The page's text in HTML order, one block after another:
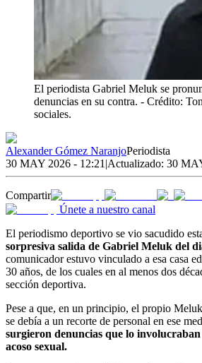
El periodista Gabriel Meluk se
denuncias en su contra. - Crédito:
sociales.
Alexander Gómez NaranjoPeriodista
30 MAY 2026 - 12:21 |Actualizado: 30
Compartir
Únete a nuestro canal
El periodismo deportivo se vio sacudido
sorpresiva salida de Gabriel Meluk del
comunicador estuvo vinculado a esa casa
30 años, de los cuales en al menos dos
sección deportiva.
Pese a que, en un principio, el propio
se debía a un recorte de personal en ese
surgieron denuncias que lo involucraban
acoso sexual.